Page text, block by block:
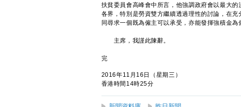
扶貧委員會高峰會中所言，他強調政府會以最大
各界，特別是勞資雙方繼續透過理性的討論，在
同尋求一個既為僱主可以承受，亦能發揮強積金為
主席，我謹此陳辭。
完
2016年11月16日（星期三）
香港時間14時25分